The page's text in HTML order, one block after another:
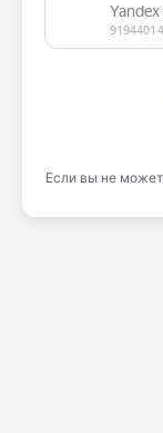
Если вы не